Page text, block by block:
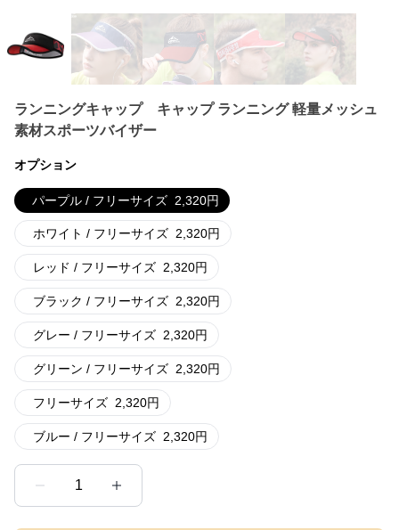
ランニングキャップ キャップ ランニング 軽量メッシュ
素材スポーツバイザー
オプション
パープル / フリーサイズ 2,320円
ホワイト / フリーサイズ 2,320円
レッド / フリーサイズ 2,320円
ブラック / フリーサイズ 2,320円
グレー / フリーサイズ 2,320円
グリーン / フリーサイズ 2,320円
フリーサイズ 2,320円
ブルー / フリーサイズ 2,320円
1